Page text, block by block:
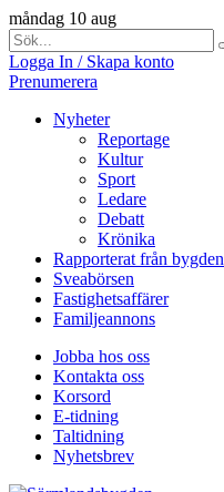
måndag 10 aug
Logga In / Skapa konto
Prenumerera
Nyheter
Reportage
Kultur
Sport
Ledare
Debatt
Krönika
Rapporterat från bygden
Sveabörsen
Fastighetsaffärer
Familjeannons
Jobba hos oss
Kontakta oss
Korsord
E-tidning
Taltidning
Nyhetsbrev